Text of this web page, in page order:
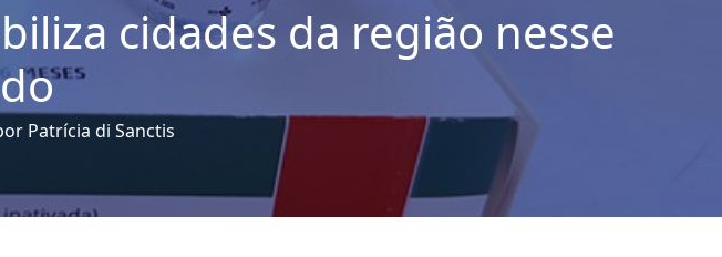
cidades da região nesse
Patrícia di Sanctis